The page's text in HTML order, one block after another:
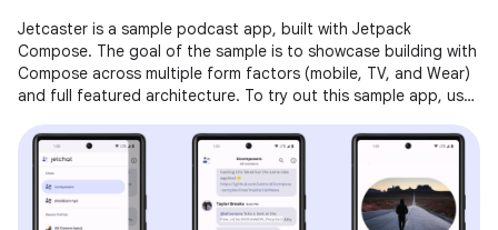
Jetcaster is a sample podcast app, built with Jetpack
Compose. The goal of the sample is to showcase building with
Compose across multiple form factors (mobile, TV, and Wear)
and full featured architecture. To try out this sample app, use